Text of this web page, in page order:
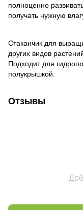
полноценно
получать нужную
Стаканчик для
других видов
Подходит для
полукрышкой.
Отзывы